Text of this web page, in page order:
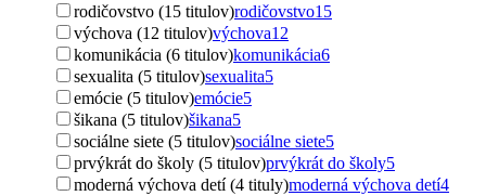
rodičovstvo (15 titulov)rodičovstvo15
výchova (12 titulov)výchova12
komunikácia (6 titulov)komunikácia6
sexualita (5 titulov)sexualita5
emócie (5 titulov)emócie5
šikana (5 titulov)šikana5
sociálne siete (5 titulov)sociálne siete5
prvýkrát do školy (5 titulov)prvýkrát do školy5
moderná výchova detí (4 tituly)moderná výchova detí4